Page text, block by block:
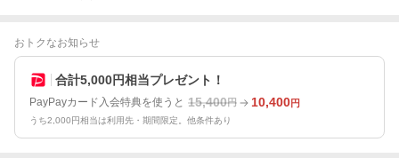
おトクなお知らせ
合計5,000円相当プレゼント！
PayPayカード入会特典を使うと 15,400円 10,400円
うち2,000円相当は利用先・期間限定。他条件あり